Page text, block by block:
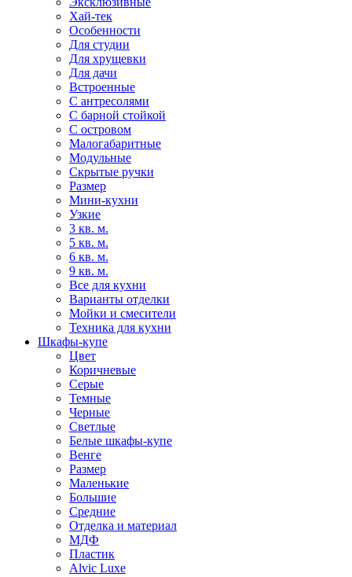
Хай-тек
Особенности
Для студии
Для хрущевки
Для дачи
Встроенные
С антресолями
С барной стойкой
С островом
Малогабаритные
Модульные
Скрытые ручки
Размер
Мини-кухни
Узкие
3 кв. м.
5 кв. м.
6 кв. м.
9 кв. м.
Все для кухни
Варианты отделки
Мойки и смесители
Техника для кухни
Шкафы-купе
Цвет
Коричневые
Серые
Темные
Черные
Светлые
Белые шкафы-купе
Венге
Размер
Маленькие
Большие
Средние
Отделка и материал
МДФ
Пластик
Alvic Luxe